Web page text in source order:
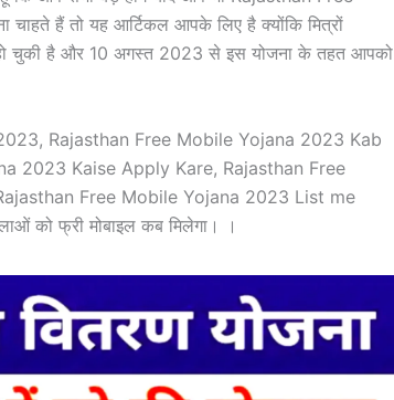
हैं तो यह आर्टिकल आपके लिए है क्योंकि मित्रों
हो चुकी है और 10 अगस्त 2023 से इस योजना के तहत आपको
Rajasthan Free Mobile Yojana 2023 Kab
2023 Kaise Apply Kare, Rajasthan Free
Free Mobile Yojana 2023 List me
को फ्री मोबाइल कब मिलेगा। ।